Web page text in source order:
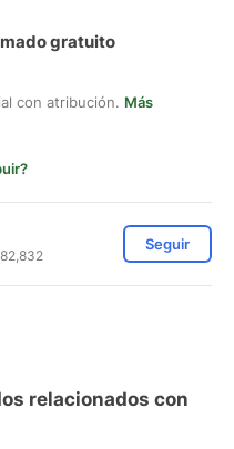
gratuito
con atribución. Más
Seguir
relacionados con